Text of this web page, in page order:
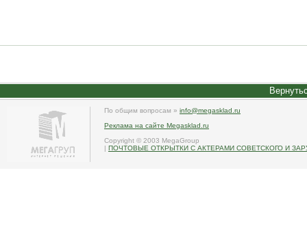
По общим вопросам » info@megasklad.ru
Реклама на сайте Megasklad.ru
Copyright © 2003 MegaGroup
| ПОЧТОВЫЕ ОТКРЫТКИ С АКТЕРАМИ СОВЕТСКОГО И